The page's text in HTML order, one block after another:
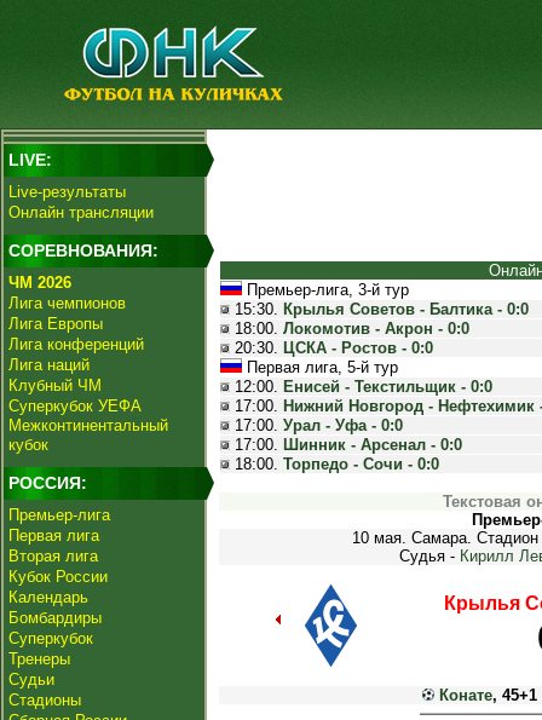
LIVE:
Live-результаты
Онлайн трансляции
СОРЕВНОВАНИЯ:
ЧМ 2026
Лига чемпионов
Лига Европы
Лига конференций
Лига наций
Клубный ЧМ
Суперкубок УЕФА
Межконтинентальный
кубок
РОССИЯ:
Премьер-лига
Первая лига
Вторая лига
Кубок России
Календарь
Бомбардиры
Суперкубок
Тренеры
Судьи
Стадионы
Премьер-лига, 3-й тур
15:30. Крылья Советов - Балтика - 0:0
18:00. Локомотив - Акрон - 0:0
20:30. ЦСКА - Ростов - 0:0
Первая лига, 5-й тур
12:00. Енисей - Текстильщик - 0:0
17:00. Нижний Новгород - Нефтехимик
17:00. Урал - Уфа - 0:0
17:00. Шинник - Арсенал - 0:0
18:00. Торпедо - Сочи - 0:0
Текстовая
10 мая. Самара.
Судья - Кирилл
Крылья
Конате,